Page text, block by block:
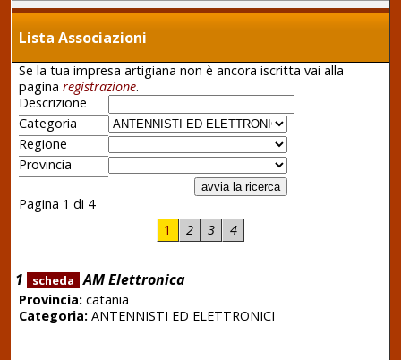
Lista Associazioni
Se la tua impresa artigiana non è ancora iscritta vai alla
pagina registrazione.
Descrizione
Categoria
Regione
Provincia
Pagina 1 di 4
1
2 3 4
1 scheda AM Elettronica
Provincia:catania
Categoria:ANTENNISTI ED ELETTRONICI